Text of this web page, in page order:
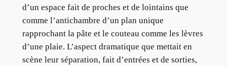
d’un espace fait de proches et de lointains que
comme l’antichambre d’un plan unique
rapprochant la pâte et le couteau comme les lèvres
d’une plaie. L’aspect dramatique que mettait en
scène leur séparation, fait d’entrées et de sorties,